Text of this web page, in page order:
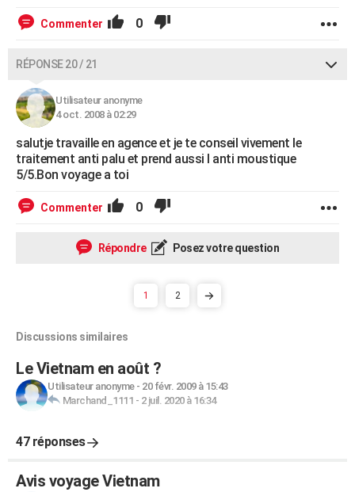
Commenter 0
RÉPONSE 20 / 21
Utilisateur anonyme
4 oct. 2008 à 02:29
salutje travaille en agence et je te conseil vivement le
traitement anti palu et prend aussi l anti moustique
5/5.Bon voyage a toi
Commenter 0
Répondre Posez votre question
1 2
Discussions similaires
Le Vietnam en août ?
Utilisateur anonyme- 20 févr. 2009 à 15:43
Marchand_1111 - 2 juil. 2020 à 16:34
47 réponses
Avis voyage Vietnam